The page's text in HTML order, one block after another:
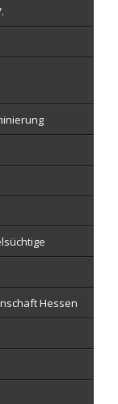
Hessen